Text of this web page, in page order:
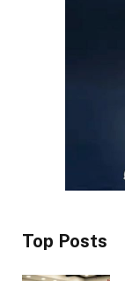
Top Posts